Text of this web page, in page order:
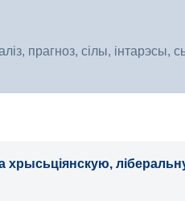
прагноз, сілы, інтарэсы,